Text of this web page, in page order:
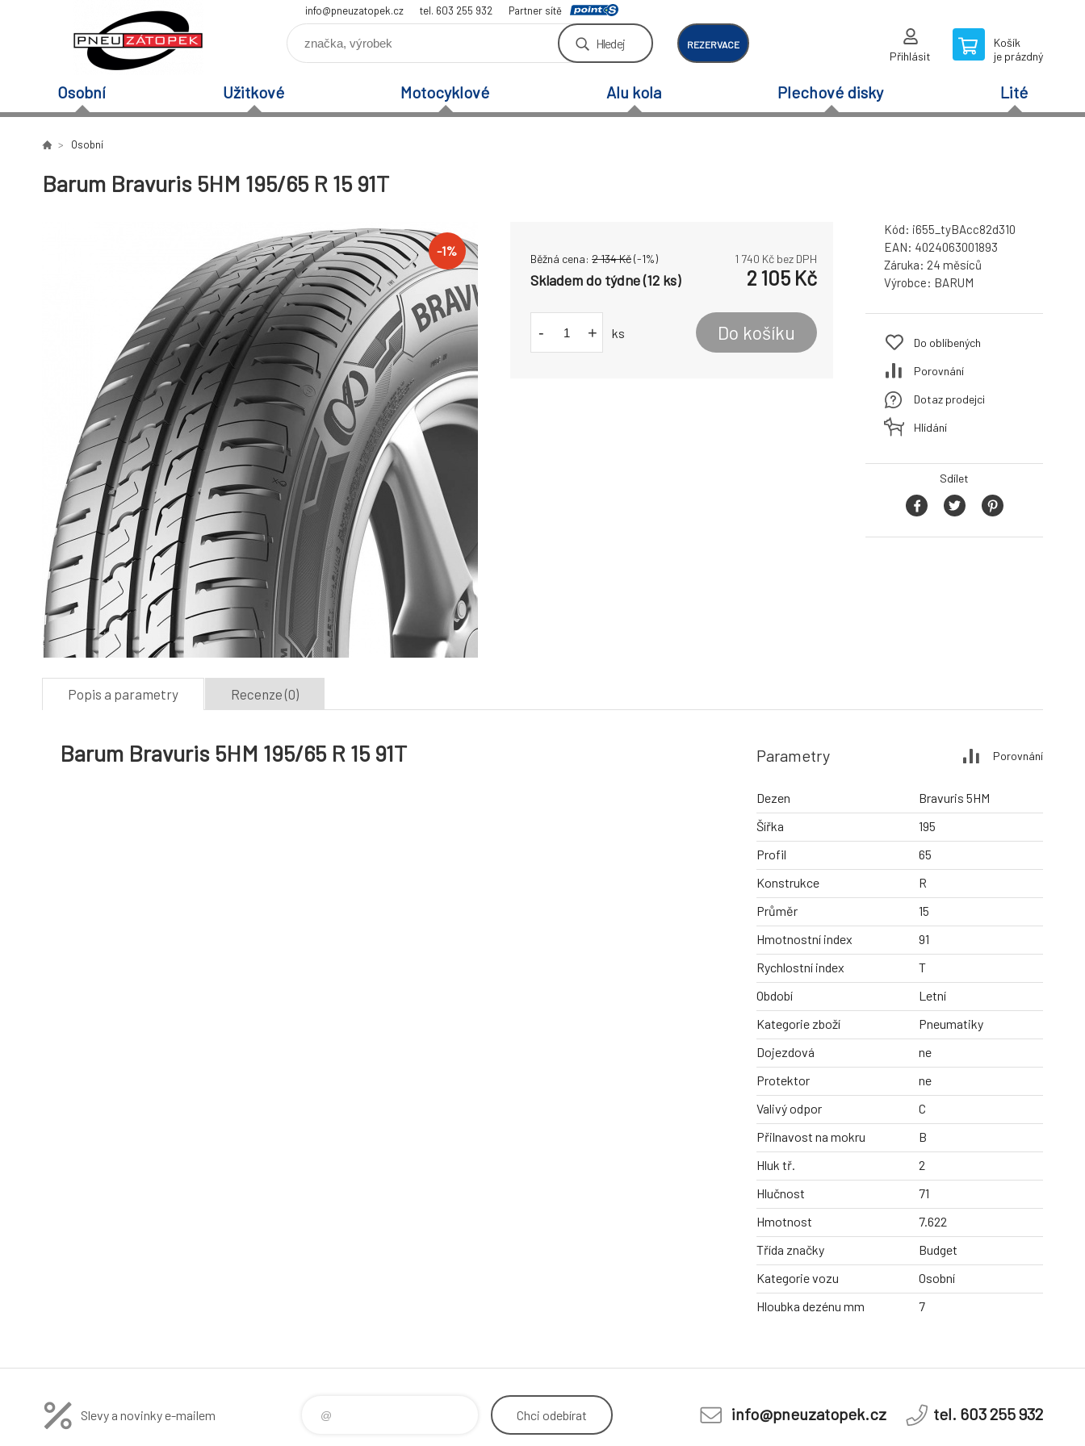
info@pneuzatopek.cz tel. 603 255 932 Partner sítě
Hledej REZERVACE
Přihlásit
Košík
je prázdný
Osobní Užitkové Motocyklové Alu kola Plechové disky Lité
Osobní
Barum Bravuris 5HM 195/65 R 15 91T
-1%
Běžná cena: 2 134Kč(-1%) 1 740 Kč bez DPH
Skladem do týdne (12 ks) 2 105 Kč
- + ks Do košíku
Kód: i655_tyBAcc82d310
EAN: 4024063001893
Záruka: 24 měsíců
Výrobce: BARUM
Do oblíbených
Porovnání
Dotaz prodejci
Hlídání
Sdílet
Popis a parametry Recenze (0)
Barum Bravuris 5HM 195/65 R 15 91T Parametry Porovnání
Dezen
Bravuris 5HM
Šířka
195
Profil
65
Konstrukce
R
Průměr
15
Hmotnostní index
91
Rychlostní index
T
Období
Letní
Kategorie zboží
Pneumatiky
Dojezdová
ne
Protektor
ne
Valivý odpor
C
Přilnavost na mokru
B
Hluk tř.
2
Hlučnost
71
Hmotnost
7.622
Třída značky
Budget
Kategorie vozu
Osobní
Hloubka dezénu mm
7
Slevy a novinky e-mailem Chci odebírat info@pneuzatopek.cz tel. 603 255 932